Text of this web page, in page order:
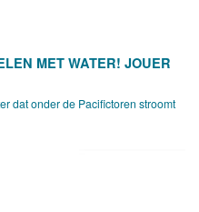
MET WATER! JOUER
dat onder de Pacifictoren stroomt